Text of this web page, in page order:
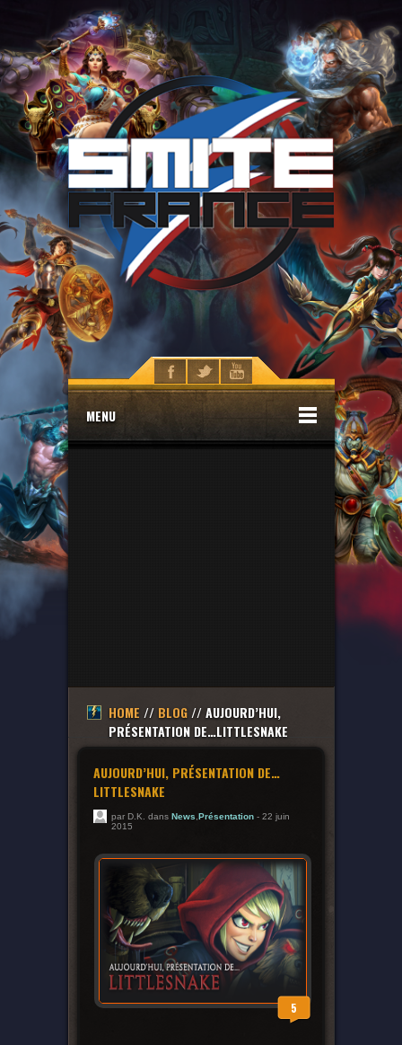
MENU
HOME // BLOG// AUJOURD’HUI,
PRÉSENTATION DE…LITTLESNAKE
AUJOURD’HUI, PRÉSENTATION DE…
LITTLESNAKE
par D.K. dans News, Présentation- 22 juin
2015
5